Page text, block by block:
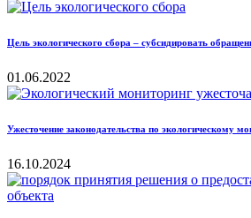
Цель экологического сбора – субсидировать
01.06.2022
Ужесточение законодательства по экологическому
16.10.2024